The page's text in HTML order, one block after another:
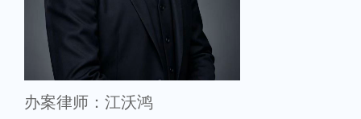
办案律师：江沃鸿